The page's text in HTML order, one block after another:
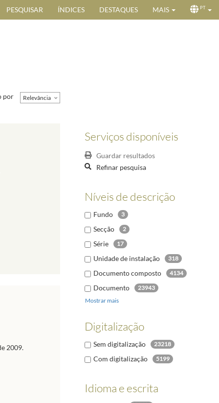
PESQUISAR ÍNDICES DESTAQUES MAIS PT
Serviços disponíveis
Guardar resultados
Refinar pesquisa
Níveis de descrição
Fundo 3
Secção 2
Série 17
Unidade de instalação 318
Documento composto 4134
Documento
23943
Mostrar mais
Digitalização
Sem digitalização 23218
Com digitalização 5199
Idioma e escrita
por Relevância
2009.